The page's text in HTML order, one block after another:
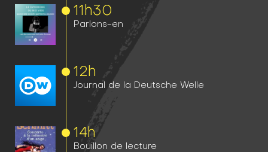
11h30
Parlons-en
12h
Journal de la Deutsche Welle
14h
Bouillon de lecture